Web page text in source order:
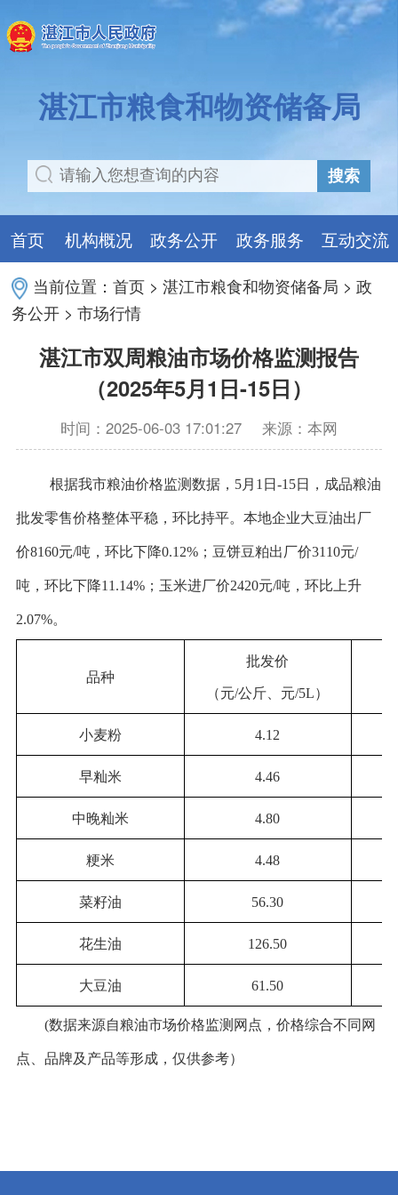
湛江市粮食和物资储备局
搜索
首页 机构概况 政务公开 政务服务 互动交流
当前位置：首页 >湛江市粮食和物资储备局 >政
务公开 >市场行情
湛江市双周粮油市场价格监测报告
（2025年5月1日-15日）
时间：2025-06-03 17:01:27 来源：本网
根据我市粮油价格监测数据，5月1日-15日，成品粮油
批发零售价格整体平稳，环比持平。本地企业大豆油出厂
价8160元/吨，环比下降0.12%；豆饼豆粕出厂价3110元/
吨，环比下降11.14%；玉米进厂价2420元/吨，环比上升
2.07%。
品种
批发价
（元/公斤、元/5L）
小麦粉 4.12
早籼米 4.46
中晚籼米 4.80
粳米 4.48
菜籽油 56.30
花生油 126.50
大豆油 61.50
(数据来源自粮油市场价格监测网点，价格综合不同网
点、品牌及产品等形成，仅供参考）